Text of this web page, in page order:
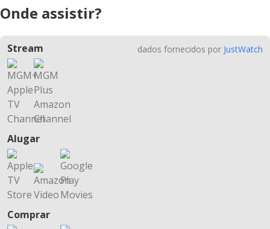
Onde assistir?
Stream
Alugar
Comprar
dados fornecidos por JustWatch